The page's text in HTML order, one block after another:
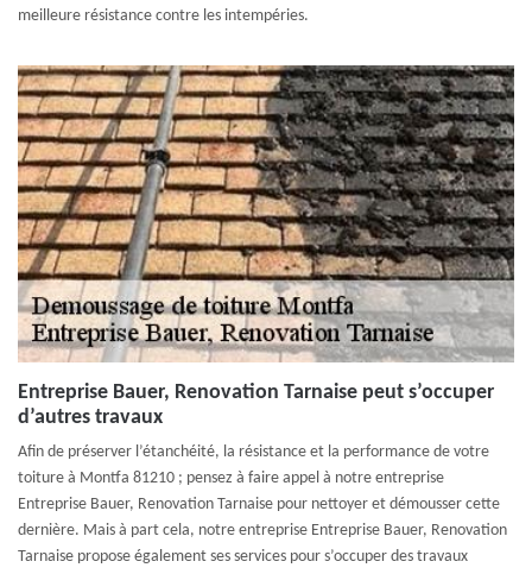
meilleure résistance contre les intempéries.
Entreprise Bauer, Renovation Tarnaise peut s’occuper
d’autres travaux
Afin de préserver l’étanchéité, la résistance et la performance de votre
toiture à Montfa 81210 ; pensez à faire appel à notre entreprise
Entreprise Bauer, Renovation Tarnaise pour nettoyer et démousser cette
dernière. Mais à part cela, notre entreprise Entreprise Bauer, Renovation
Tarnaise propose également ses services pour s’occuper des travaux